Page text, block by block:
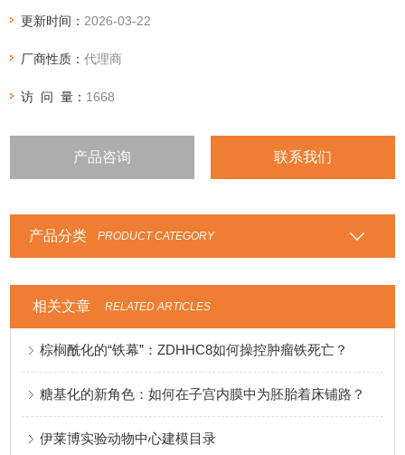
更新时间： 2026-03-22
厂商性质：代理商
访 问 量： 1668
产品咨询 联系我们
产品分类 PRODUCT CATEGORY
相关文章 RELATED ARTICLES
棕榈酰化的“铁幕”：ZDHHC8如何操控肿瘤铁死亡？
糖基化的新角色：如何在子宫内膜中为胚胎着床铺路？
伊莱博实验动物中心建模目录